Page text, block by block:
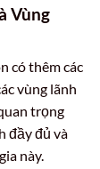
Vùng
có thêm các
vùng lãnh
trọng
đầy đủ và
này.